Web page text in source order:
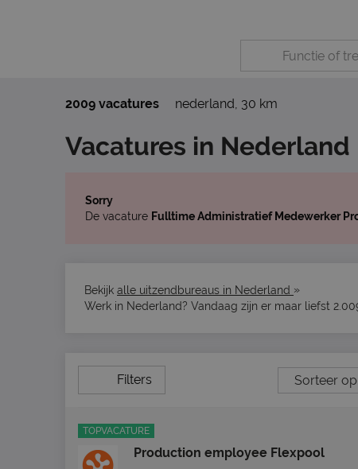
2009 vacatures nederland, 30 km
Vacatures in Nederland
Sorry
De vacature Fulltime Administratief Medewerker
Bekijk alle uitzendbureaus in Nederland »
Werk in Nederland? Vandaag zijn er maar liefst
Filters
TOPVACATURE
Production employee Flexpool